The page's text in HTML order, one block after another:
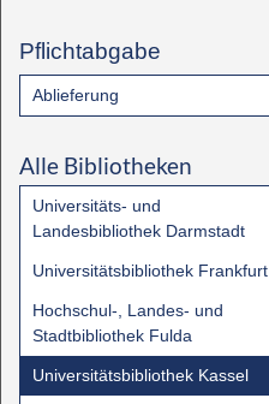
Pflichtabgabe
Ablieferung
Alle Bibliotheken
Universitäts- und
Landesbibliothek Darmstadt
Universitätsbibliothek Frankfurt
Hochschul-, Landes- und
Stadtbibliothek Fulda
Universitätsbibliothek Kassel